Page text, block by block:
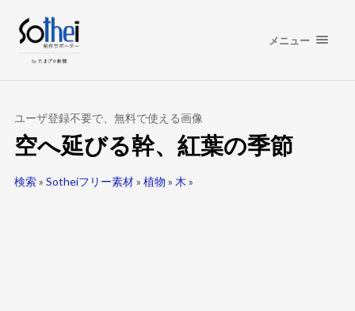
メニュー
ユーザ登録不要で、無料で使える画像
空へ延びる幹、紅葉の季節
検索» Sotheiフリー素材» 植物 » 木 »